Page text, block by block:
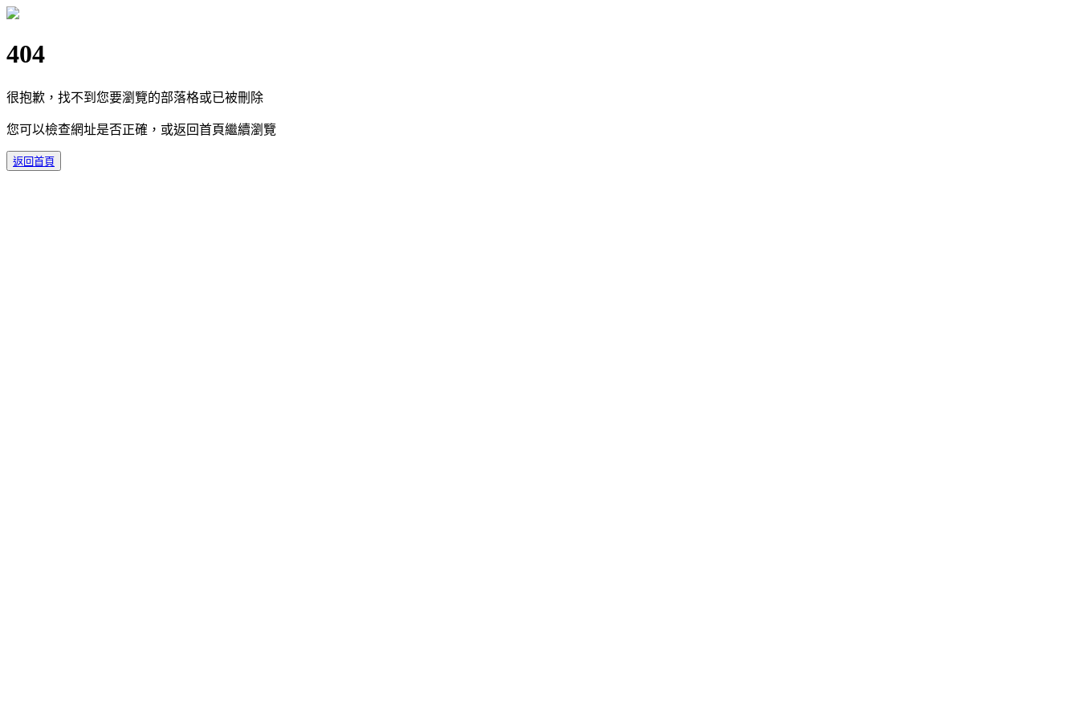
404
很抱歉，找不到您要瀏覽的部落格或已被刪除
您可以檢查網址是否正確，或返回首頁繼續瀏覽
返回首頁